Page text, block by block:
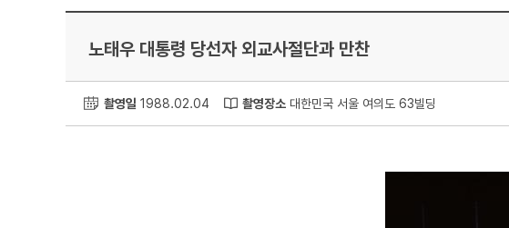
노태우 대통령 당선자 외교사절단과 만찬
촬영일 1988.02.04 촬영장소 대한민국 서울 여의도 63빌딩